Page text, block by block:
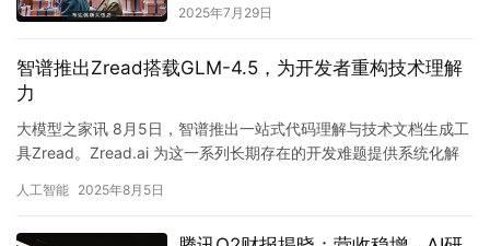
2025年7月29日
智谱推出Zread搭载GLM-4.5，为开发者重构技术理解
力
大模型之家讯 8月5日，智谱推出一站式代码理解与技术文档生成工
具Zread。Zread.ai 为这一系列长期存在的开发难题提供系统化解
人工智能 2025年8月5日